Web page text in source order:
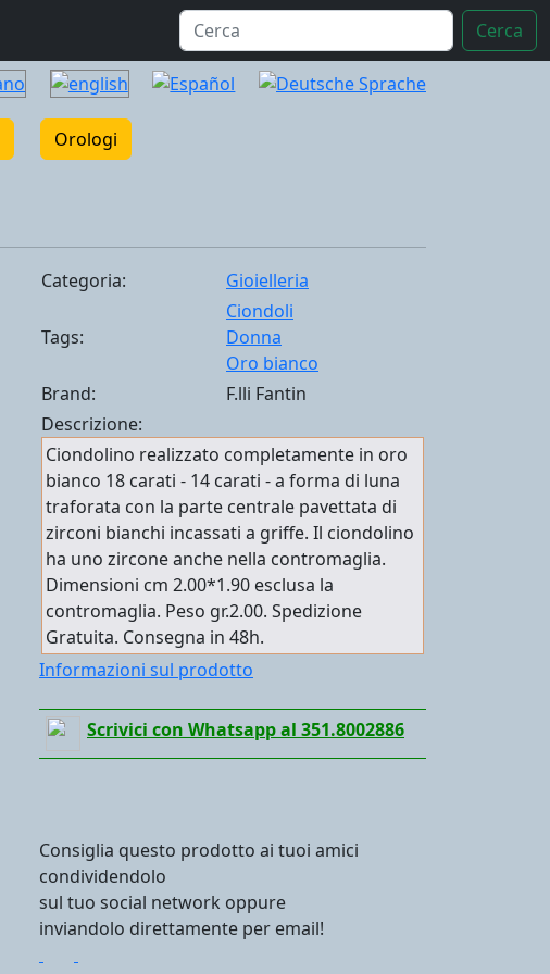
Cerca
Orologi
Categoria: Gioielleria
Tags:
Ciondoli
Donna
Oro bianco
Brand:
F.lli Fantin
Descrizione:
Ciondolino realizzato completamente in oro
bianco 18 carati - 14 carati - a forma di luna
traforata con la parte centrale pavettata di
zirconi bianchi incassati a griffe. Il ciondolino
ha uno zircone anche nella contromaglia.
Dimensioni cm 2.00*1.90 esclusa la
contromaglia. Peso gr.2.00. Spedizione
Gratuita. Consegna in 48h.
Informazioni sul prodotto
Scrivici con Whatsapp al 351.8002886
Consiglia questo prodotto ai tuoi amici
condividendolo
sul tuo social network oppure
inviandolo direttamente per email!